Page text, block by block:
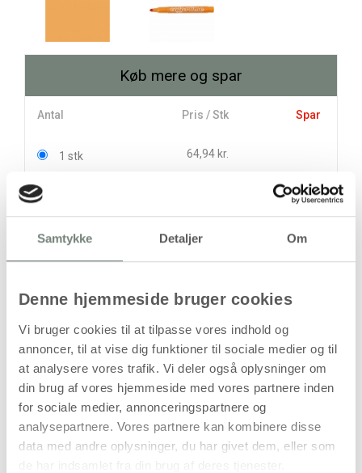
Samtykke Detaljer Om
Denne hjemmeside bruger cookies
Vi bruger cookies til at tilpasse vores indhold og
annoncer, til at vise dig funktioner til sociale medier og til
at analysere vores trafik. Vi deler også oplysninger om
din brug af vores hjemmeside med vores partnere inden
for sociale medier, annonceringspartnere og
analysepartnere. Vores partnere kan kombinere disse
data med andre oplysninger, du har givet dem, eller som
Køb mere og spar
Antal Pris / Stk Spar
1 stk 64,94 kr.
77,25 kr.
(51,95kr.ekskl. moms)
Læg i kurven
når vi har bekræftet din ordre.